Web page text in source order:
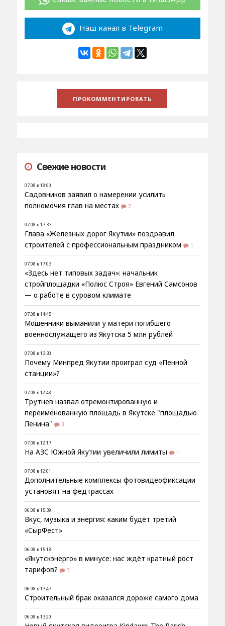
Наш канал в Telegram
Свежие новости
07.08 в 18:00
Садовников заявил о намерении усилить
полномочия глав на местах
2
07.08 в 17:37
Глава «Железных дорог Якутии» поздравил
строителей с профессиональным праздником
1
07.08 в 17:03
«Здесь нет типовых задач»: начальник
стройплощадки «Полюс Строя» Евгений Самсонов
— о работе в суровом климате
07.08 в 14:45
Мошенники выманили у матери погибшего
военнослужащего из Якутска 5 млн рублей
07.08 в 13:30
Почему Минпред Якутии проиграл суд «Пенной
станции»?
07.08 в 12:48
Трутнев назвал отремонтированную и
переименованную площадь в Якутске "площадью
Ленина"
3
07.08 в 12:17
На АЗС Южной Якутии увеличили лимиты 1
07.08 в 12:01
Дополнительные комплексы фотовидеофиксации
установят на федтрассах
06.08 в 15:39
Вкус, музыка и энергия: каким будет третий
«СырФест»
06.08 в 15:18
«Якутскэнерго» в минусе: нас ждёт кратный рост
тарифов?
3
06.08 в 13:47
Строительный брак оказался дороже самого дома
06.08 в 13:20